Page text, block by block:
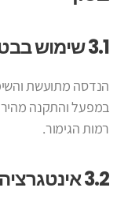
3.1 שימוש בבטון טרומי והנדסה מתועשת
הנדסה מתועשת
במפעל והתקנה
רמות הגימור.
3.2 אינטגרציה עם מערכות ניהול חכמות